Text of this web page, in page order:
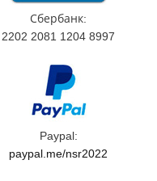
Сбербанк:
2202 2081 1204 8997
Paypal:
paypal.me/nsr2022